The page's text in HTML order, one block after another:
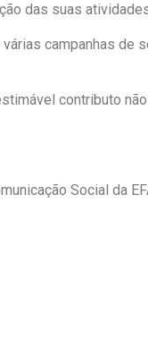
das suas
campanhas de
contributo
Social da